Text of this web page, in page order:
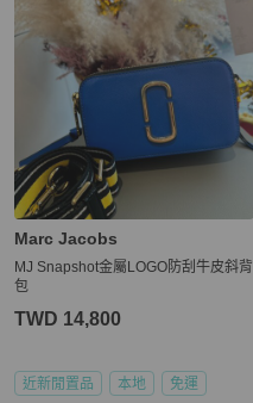
Marc Jacobs
MJ Snapshot金屬LOGO防刮牛皮斜背
包
TWD 14,800
近新閒置品 本地 免運